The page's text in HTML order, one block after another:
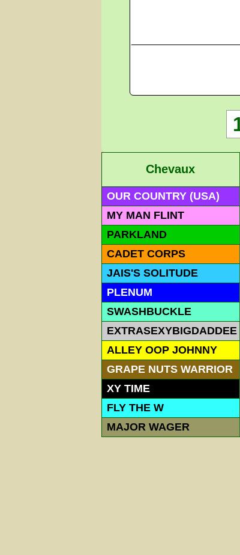
Chevaux
OUR COUNTRY (USA)
MY MAN FLINT
PARKLAND
CADET CORPS
JAIS'S SOLITUDE
PLENUM
SWASHBUCKLE
EXTRASEXYBIGDADDEE
ALLEY OOP JOHNNY
GRAPE NUTS WARRIOR
XY TIME
FLY THE W
MAJOR WAGER